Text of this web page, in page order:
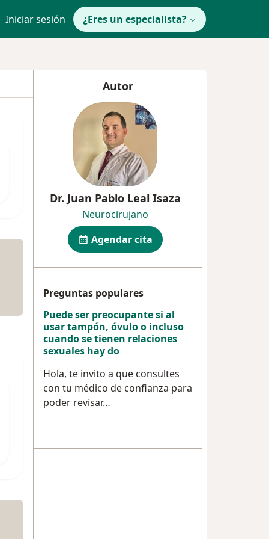
Iniciar sesión ¿Eres un especialista?
Autor
Dr. Juan Pablo Leal Isaza
Neurocirujano
Agendar cita
Preguntas populares
Puede ser preocupante si al
usar tampón, óvulo o incluso
cuando se tienen relaciones
sexuales hay do
Hola, te invito a que consultes
con tu médico de confianza para
poder revisar…